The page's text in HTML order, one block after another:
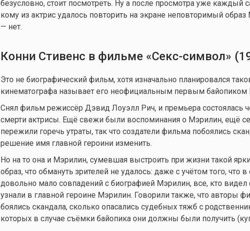
безусловно, стоит посмотреть. Ну а после просмотра уже каждый
кому из актрис удалось повторить на экране неповторимый
— нет.
Конни Стивенс в фильме «Секс-символ»
Это не биографический фильм, хотя изначально планировался
кинематографа называет его неофициальным первым байопиком
Снял фильм режиссёр Дэвид Лоуэлл Рич, и премьера состоялась
смерти актрисы. Ещё свежи были воспоминания о Мэрилин, ещё
пережили горечь утраты, так что создатели фильма побоялись
решение имя главной героини изменить.
Но на то она и Мэрилин, сумевшая выстроить при жизни такой
образ, что обмануть зрителей не удалось: даже с учётом того, что
довольно мало совпадений с биографией Мэрилин, все, кто
узнали в главной героине Мэрилин. Говорили также, что авторы
боялись скандала, сколько опасались судебных тяжб с
которых в случае съёмки байопика они должны были получить